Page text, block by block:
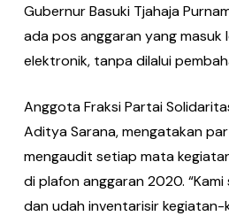
Gubernur Basuki Tjahaja
ada pos anggaran yang masuk
elektronik, tanpa dilalui
Anggota Fraksi Partai
Aditya Sarana, mengatakan
mengaudit setiap mata
di plafon anggaran 2020.
dan udah inventarisir kegiatan-